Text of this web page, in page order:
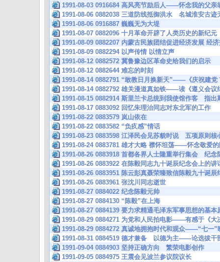
1991-08-03 0916684 高风亮节励后人——怀念我的父亲
1991-08-06 0882038 三道防线抵御洪水 名城淮安古迹
1991-08-06 0916887 巍巍无为大堤
1991-08-07 0882096 十月革命开辟了人类历史的新纪元
1991-08-09 0882207 内蒙古民族团结促进经济发展 经
1991-08-09 0882294 以声传情 以情立声
1991-08-12 0882572 冀鲁豫边区革命史给我们的启示
1991-08-12 0882644 难忘的时刻
1991-08-14 0882791 “敢教日月换新天”——《庆祝建党
1991-08-14 0882792 雄关漫道真如铁——读《遵义会议
1991-08-15 0882914 斯里兰卡总统到我使馆作客 指出
1991-08-17 0883092 回忆朱理治同志对东北军的工作
1991-08-22 0883579 岚山依在
1991-08-22 0883582 “负疚感”情话
1991-08-23 0883598 江泽民会见苏貌时说 五项原则核
1991-08-24 0883781 雄才大略 襟怀坦荡——怀念敬爱
1991-08-26 0883918 首都各界人士隆重举行集会 纪念
1991-08-26 0883922 在陈毅同志九十诞辰纪念会上的
1991-08-26 0883951 陈云彭真聂荣臻致信陈毅九十诞
1991-08-26 0883961 张沈川同志逝世
1991-08-27 0884022 纪念陈毅元帅
1991-08-27 0884130 “陈毅”在上海
1991-08-27 0884139 要力求精通毛泽东军事思想的基
1991-08-29 0884271 为党和人民拍电影——有感于《大
1991-08-29 0884272 真诚地拥抱时代和观众——“七一”
1991-08-31 0884519 德才兼备 以德为主——论选拔干
1991-09-04 0884903 坚持正确方向 繁荣电影创作
1991-09-05 0884975 王震会见波兰参议院议长